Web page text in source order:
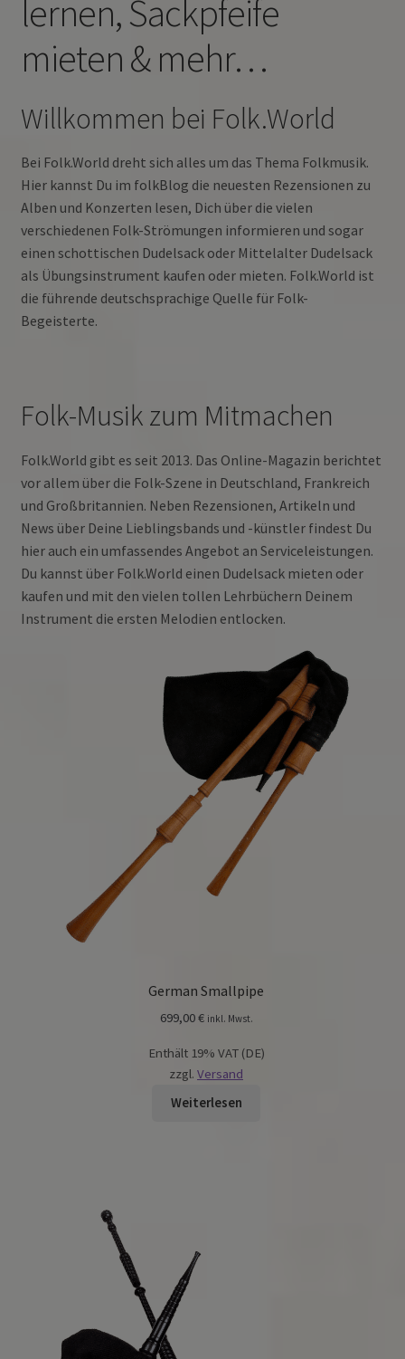
Suchen
nach:
lernen, Sackpfeife
mieten & mehr…
Willkommen bei Folk.World
Bei Folk.World dreht sich alles um das Thema Folkmusik.
Hier kannst Du im folkBlog die neuesten Rezensionen zu
Alben und Konzerten lesen, Dich über die vielen
verschiedenen Folk-Strömungen informieren und sogar
einen schottischen Dudelsack oder Mittelalter Dudelsack
als Übungsinstrument kaufen oder mieten. Folk.World ist
die führende deutschsprachige Quelle für Folk-
Begeisterte.
Folk-Musik zum Mitmachen
Folk.World gibt es seit 2013. Das Online-Magazin berichtet
vor allem über die Folk-Szene in Deutschland, Frankreich
und Großbritannien. Neben Rezensionen, Artikeln und
News über Deine Lieblingsbands und -künstler findest Du
hier auch ein umfassendes Angebot an Serviceleistungen.
Du kannst über Folk.World einen Dudelsack mieten oder
kaufen und mit den vielen tollen Lehrbüchern Deinem
Instrument die ersten Melodien entlocken.
German Smallpipe
699,00€ inkl. Mwst.
Enthält 19% VAT (DE)
zzgl. Versand
Weiterlesen